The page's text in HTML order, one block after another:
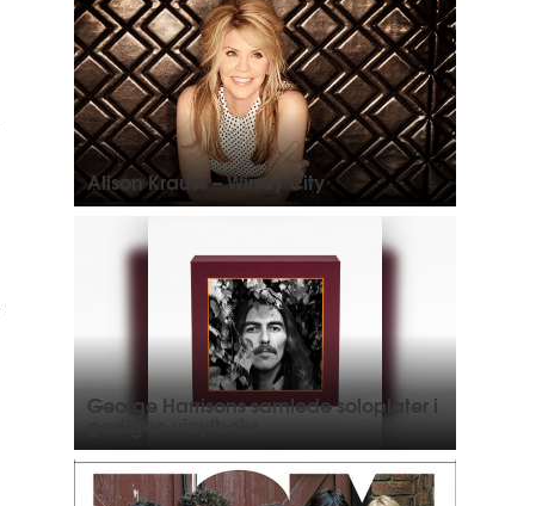
Alison Krauss – Windy City
George Harrisons samlede soloplater i
gedigen vinylboks